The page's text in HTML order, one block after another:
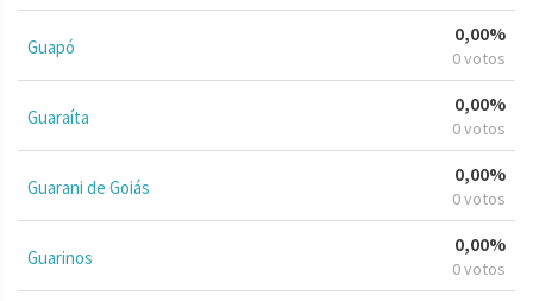
Guapó
0,00%
0 votos
Guaraíta
0,00%
0 votos
Guarani de Goiás
0,00%
0 votos
Guarinos
0,00%
0 votos